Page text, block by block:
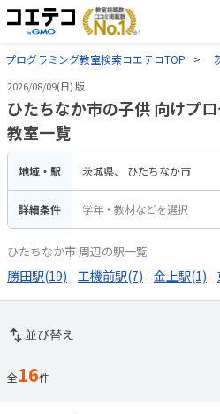
プログラミング教室検索コエテコTOP
2026/08/09(日) 版
ひたちなか市の子供 向けプ
教室一覧
地域・駅 茨城県 ひたちなか市
詳細条件 学年・教材などを選択
ひたちなか市 周辺の駅一覧
勝田駅(19) 工機前駅(7) 金上駅(1)
並び替え
全16件